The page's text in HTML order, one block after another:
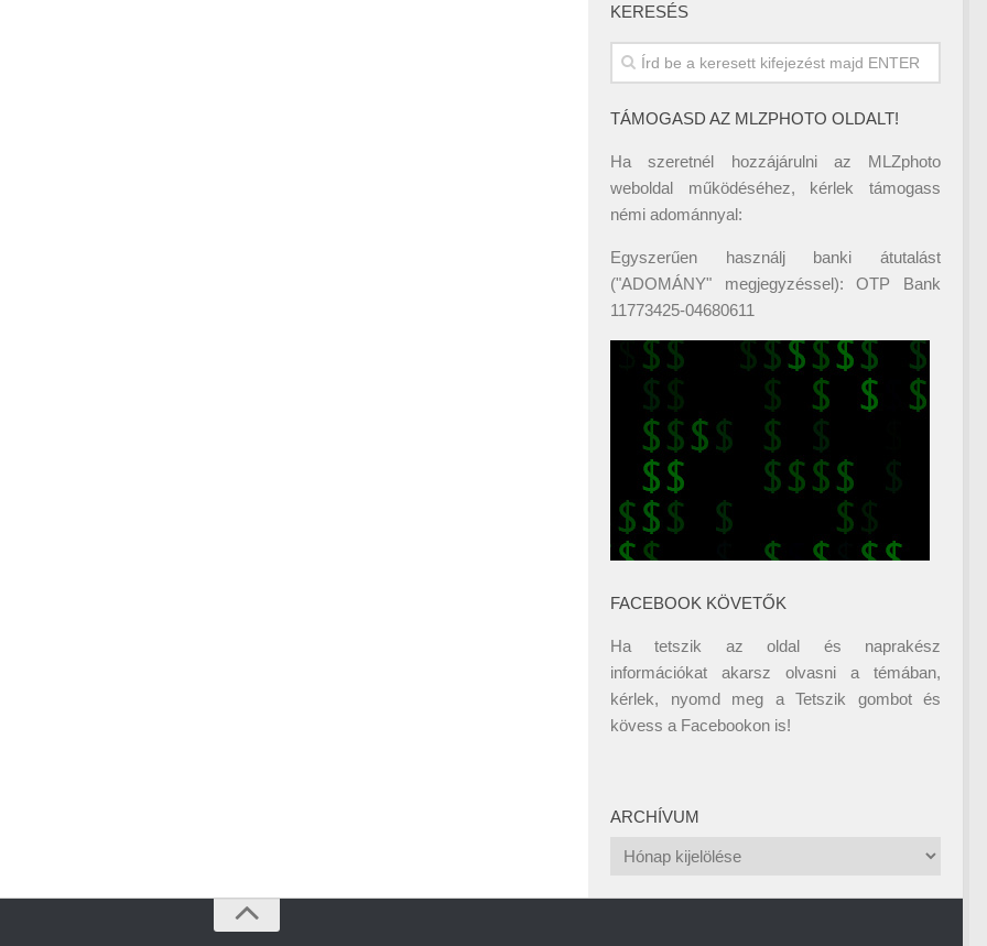
KERESÉS
TÁMOGASD AZ MLZPHOTO OLDALT!
Ha szeretnél hozzájárulni az MLZphoto
weboldal működéséhez, kérlek támogass
némi adománnyal:
Egyszerűen használj banki átutalást
("ADOMÁNY" megjegyzéssel): OTP Bank
11773425-04680611
FACEBOOK KÖVETŐK
Ha tetszik az oldal és naprakész
információkat akarsz olvasni a témában,
kérlek, nyomd meg a Tetszik gombot és
kövess a Facebookon is!
ARCHÍVUM
Archívum